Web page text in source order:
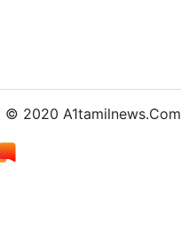
© 2020 A1tamilnews.Com